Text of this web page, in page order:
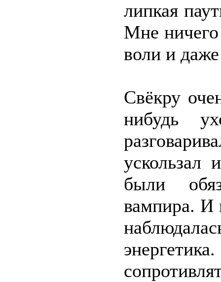
липкая
Мне ничего
воли и
Свёкру
нибудь
ускользал
были
вампира. И